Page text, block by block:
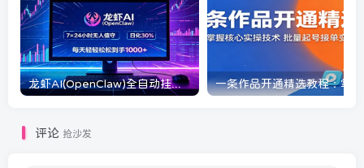
龙虾AI(OpenClaw)全自动挂机，智能操控电脑高效执行任务，每天轻松到手四位数
评论 抢沙发